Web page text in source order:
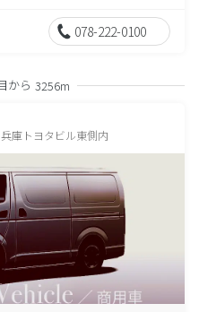
078-222-0100
から 3256m
庫トヨタビル東側内